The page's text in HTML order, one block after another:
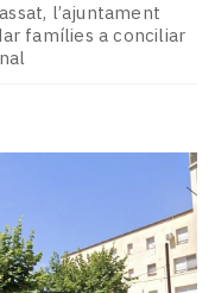
l’ajuntament
famílies a conciliar